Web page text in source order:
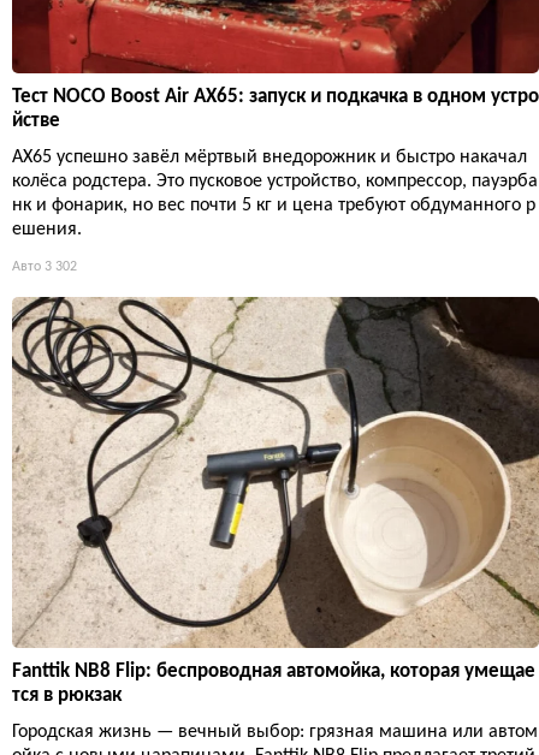
Тест NOCO Boost Air AX65: запуск и подкачка в одном устро
йстве
AX65 успешно завёл мёртвый внедорожник и быстро накачал
колёса родстера. Это пусковое устройство, компрессор, пауэрба
нк и фонарик, но вес почти 5 кг и цена требуют обдуманного р
ешения.
Авто 3 302
Fanttik NB8 Flip: беспроводная автомойка, которая умещае
тся в рюкзак
Городская жизнь — вечный выбор: грязная машина или автом